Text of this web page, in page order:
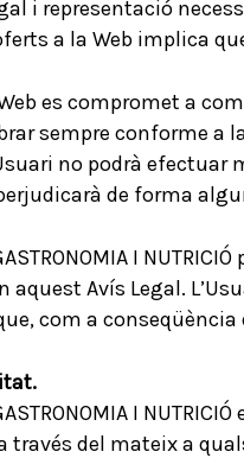
i representació
a la Web implica
es compromet a
sempre conforme a
no podrà
de forma
GASTRONOMIA I
aquest Avís Legal.
com a conseqüència
GASTRONOMIA I
través del mateix a